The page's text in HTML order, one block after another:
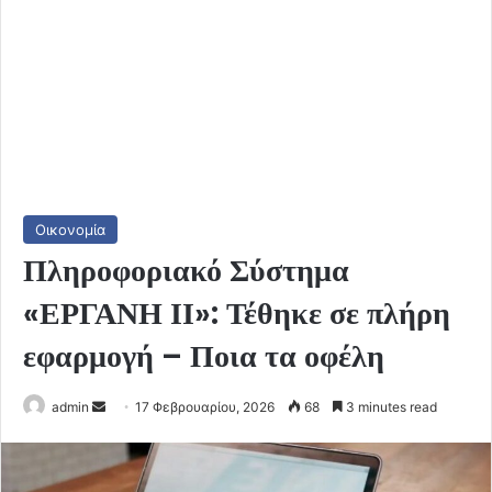
Οικονομία
Πληροφοριακό Σύστημα
«ΕΡΓΑΝΗ ΙΙ»: Τέθηκε σε πλήρη
εφαρμογή – Ποια τα οφέλη
admin
Send
email
17 Φεβρουαρίου, 2026 68 3 minutes read